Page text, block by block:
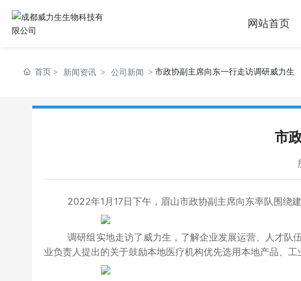
网站首页
首页 新闻资讯 公司新闻 市政协副主席向东一行走访调研威力生
市
2022年1月17日下午，眉山市政协副主席向东率队围绕建
调研组实地走访了威力生，了解企业发展运营、人才队伍
业负责人提出的关于鼓励本地医疗机构优先选用本地产品、